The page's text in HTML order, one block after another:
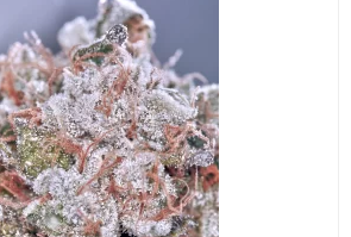
client